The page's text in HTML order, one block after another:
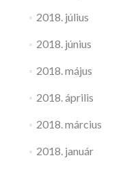
2018. július
2018. június
2018. május
2018. április
2018. március
2018. január